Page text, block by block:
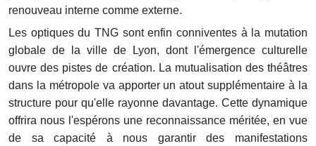
renouveau interne comme externe.
Les optiques du TNG sont enfin conniventes à la mutation
globale de la ville de Lyon, dont l'émergence culturelle
ouvre des pistes de création. La mutualisation des théâtres
dans la métropole va apporter un atout supplémentaire à la
structure pour qu'elle rayonne davantage. Cette dynamique
offrira nous l'espérons une reconnaissance méritée, en vue
de sa capacité à nous garantir des manifestations